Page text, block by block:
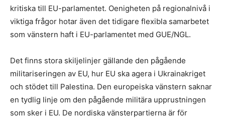
kritiska till EU-parlamentet. Oenigheten på regionalnivå i
viktiga frågor hotar även det tidigare flexibla samarbetet
som vänstern haft i EU-parlamentet med GUE/NGL.
Det finns stora skiljelinjer gällande den pågående
militariseringen av EU, hur EU ska agera i Ukrainakriget
och stödet till Palestina. Den europeiska vänstern saknar
en tydlig linje om den pågående militära upprustningen
som sker i EU. De nordiska vänsterpartierna är för